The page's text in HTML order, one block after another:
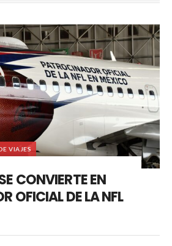
VIAJES
CONVIERTE EN
OFICIAL DE LA NFL